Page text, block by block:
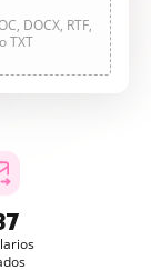
DOCX, RTF,
TXT